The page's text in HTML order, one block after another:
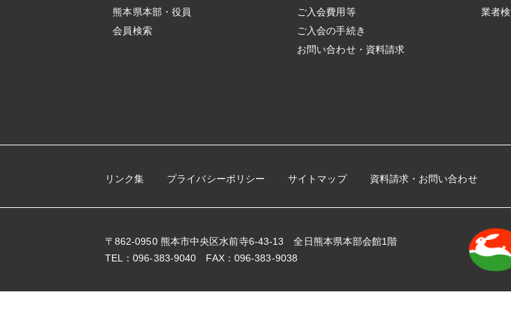
熊本県本部・役員
会員検索
ご入会費用等
ご入会の手続き
お問い合わせ・資料請求
業者
リンク集 プライバシーポリシー サイトマップ 資料請求・お問い合わせ
〒862-0950 熊本市中央区水前寺6-43-13 全日熊本県本部会館1階
TEL：096-383-9040 FAX：096-383-9038